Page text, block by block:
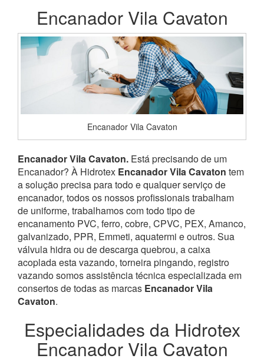
Encanador Vila Cavaton
Encanador Vila Cavaton
Encanador Vila Cavaton. Está precisando de um
Encanador? À Hidrotex Encanador Vila Cavaton tem
a solução precisa para todo e qualquer serviço de
encanador, todos os nossos profissionais trabalham
de uniforme, trabalhamos com todo tipo de
encanamento PVC, ferro, cobre, CPVC, PEX, Amanco,
galvanizado, PPR, Emmeti, aquatermi e outros. Sua
válvula hidra ou de descarga quebrou, a caixa
acoplada esta vazando, torneira pingando, registro
vazando somos assistência técnica especializada em
consertos de todas as marcas Encanador Vila
Cavaton.
Especialidades da Hidrotex
Encanador Vila Cavaton